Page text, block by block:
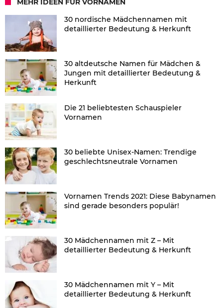
MEHR IDEEN FÜR VORNAMEN
30 nordische Mädchennamen mit
detaillierter Bedeutung & Herkunft
30 altdeutsche Namen für Mädchen &
Jungen mit detaillierter Bedeutung &
Herkunft
Die 21 beliebtesten Schauspieler
Vornamen
30 beliebte Unisex-Namen: Trendige
geschlechtsneutrale Vornamen
Vornamen Trends 2021: Diese Babynamen
sind gerade besonders populär!
30 Mädchennamen mit Z – Mit
detaillierter Bedeutung & Herkunft
30 Mädchennamen mit Y – Mit
detaillierter Bedeutung & Herkunft